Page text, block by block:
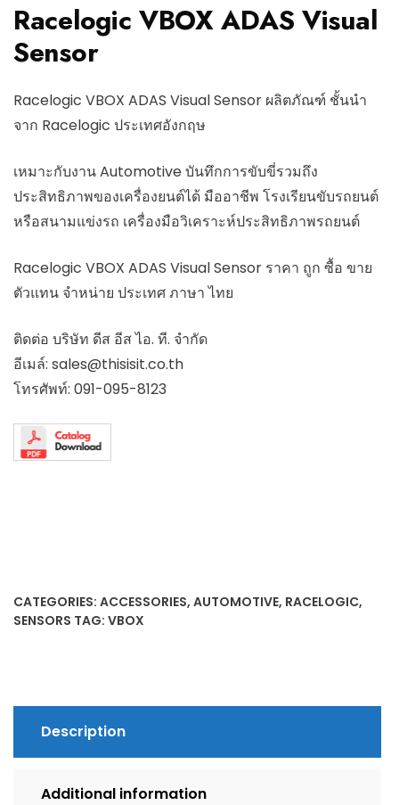
Racelogic VBOX ADAS Visual
Sensor
Racelogic VBOX ADAS Visual Sensor ผลิตภัณฑ์ ชั้นนำ
จาก Racelogic ประเทศอังกฤษ
เหมาะกับงาน Automotive บันทึกการขับขี่รวมถึง
ประสิทธิภาพของเครื่องยนต์ได้ มืออาชีพ โรงเรียนขับรถยนต์
หรือสนามแข่งรถ เครื่องมือวิเคราะห์ประสิทธิภาพรถยนต์
Racelogic VBOX ADAS Visual Sensor ราคา ถูก ซื้อ ขาย
ตัวแทน จำหน่าย ประเทศ ภาษา ไทย
ติดต่อ บริษัท ดีส อีส ไอ. ที. จำกัด
อีเมล์: sales@thisisit.co.th
โทรศัพท์: 091-095-8123
CATEGORIES: ACCESSORIES, AUTOMOTIVE, RACELOGIC,
SENSORS TAG: VBOX
Description
Additional information